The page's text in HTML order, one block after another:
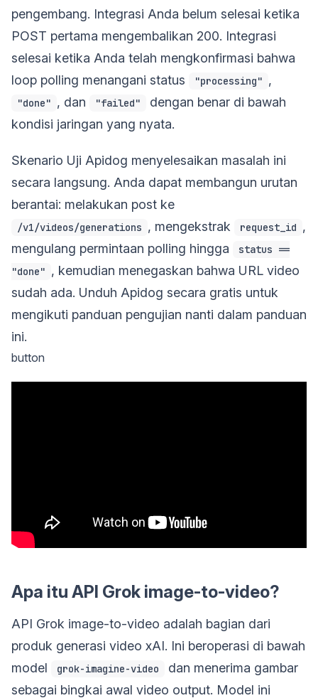
pengembang. Integrasi Anda belum selesai ketika
POST pertama mengembalikan 200. Integrasi
selesai ketika Anda telah mengkonfirmasi bahwa
loop polling menangani status
"processing" ,
"done" , dan "failed"
dengan benar di bawah
kondisi jaringan yang nyata.
Skenario Uji Apidog menyelesaikan masalah ini
secara langsung. Anda dapat membangun urutan
berantai: melakukan post ke
/v1/videos/generations , mengekstrak request_id ,
mengulang permintaan polling hingga
status ==
"done" , kemudian menegaskan bahwa URL video
sudah ada. Unduh Apidog secara gratis untuk
mengikuti panduan pengujian nanti dalam panduan
ini.
button
Apa itu API Grok image-to-video?
API Grok image-to-video adalah bagian dari
produk generasi video xAI. Ini beroperasi di bawah
model
grok-imagine-video
dan menerima gambar
sebagai bingkai awal video output. Model ini